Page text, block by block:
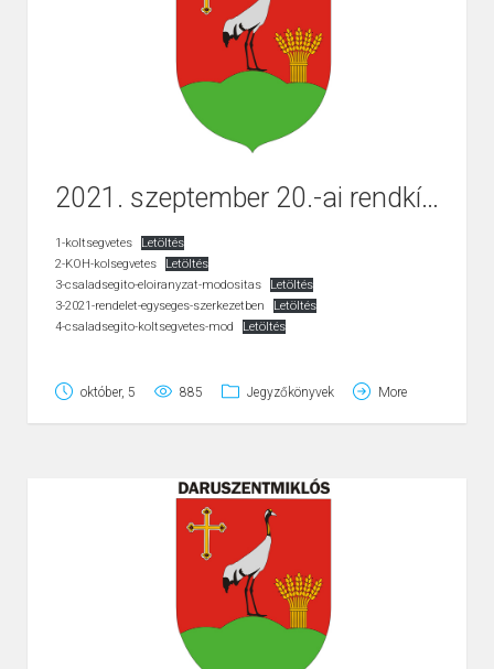
2021. szeptember 20.-ai rendkívüli nyílt ülés jegyzőkönyve
1-koltsegvetes
Letöltés
2-KOH-kolsegvetes
Letöltés
3-csaladsegito-eloiranyzat-modositas
Letöltés
3-2021-rendelet-egyseges-szerkezetben
Letöltés
4-csaladsegito-koltsegvetes-mod
Letöltés
7-gordulo-fejlesztesi-terv
Letöltés
12-ovoda-pedagogus-allas-letrehozasa
Letöltés
Letöltés
október, 5 885 Jegyzőkönyvek More